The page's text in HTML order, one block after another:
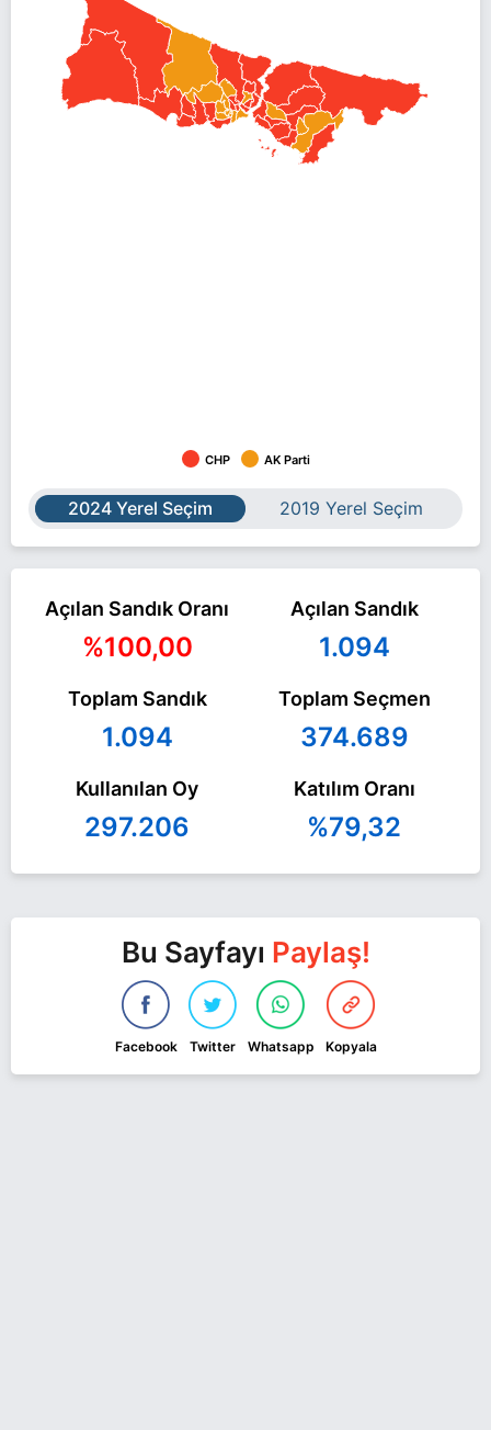
CHP AK Parti
2024 Yerel Seçim 2019 Yerel Seçim
Açılan Sandık Oranı
%100,00
Açılan Sandık
1.094
Toplam Sandık
1.094
Toplam Seçmen
374.689
Kullanılan Oy
297.206
Katılım Oranı
%79,32
Bu Sayfayı Paylaş!
Facebook Twitter Whatsapp Kopyala